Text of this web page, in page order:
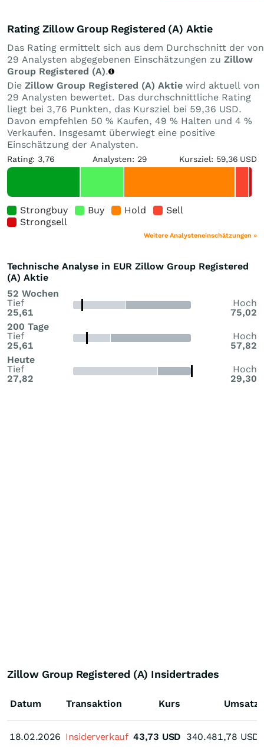
Rating Zillow Group Registered (A) Aktie
Das Rating ermittelt sich aus dem Durchschnitt der von
29 Analysten abgegebenen Einschätzungen zu Zillow
Group Registered (A).
Die Zillow Group Registered (A) Aktie wird aktuell von
29 Analysten bewertet. Das durchschnittliche Rating
liegt bei 3,76 Punkten, das Kursziel bei 59,36 USD.
Davon empfehlen 50 % Kaufen, 49 % Halten und 4 %
Verkaufen. Insgesamt überwiegt eine positive
Einschätzung der Analysten.
Rating: 3,76 Analysten: 29 Kursziel: 59,36 USD
Strongbuy Buy Hold
Sell
Strongsell
Weitere Analysteneinschätzungen »
Technische Analyse in EUR Zillow Group Registered
(A) Aktie
52 Wochen
Tief
25,61
Hoch
75,02
200 Tage
Tief
25,61
Hoch
57,82
Heute
Tief
27,82
Hoch
29,30
Zillow Group Registered (A) Insidertrades
Datum
18.02.2026
Transaktion Kurs Umsatz
18.02.2026 Insiderverkauf 43,73 USD 340.481,78 USD